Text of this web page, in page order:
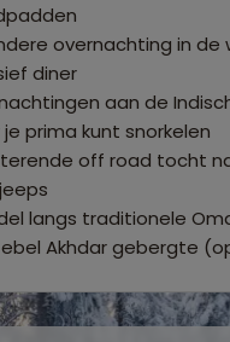
overnachting in de
diner
aan de
prima kunt snorkelen
off road tocht
langs traditionele
Akhdar gebergte